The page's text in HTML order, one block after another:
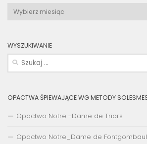
Archiwa
WYSZUKIWANIE
Szukaj:
OPACTWA ŚPIEWAJĄCE WG METODY
Opactwo Notre -Dame de Triors
Opactwo Notre_Dame de